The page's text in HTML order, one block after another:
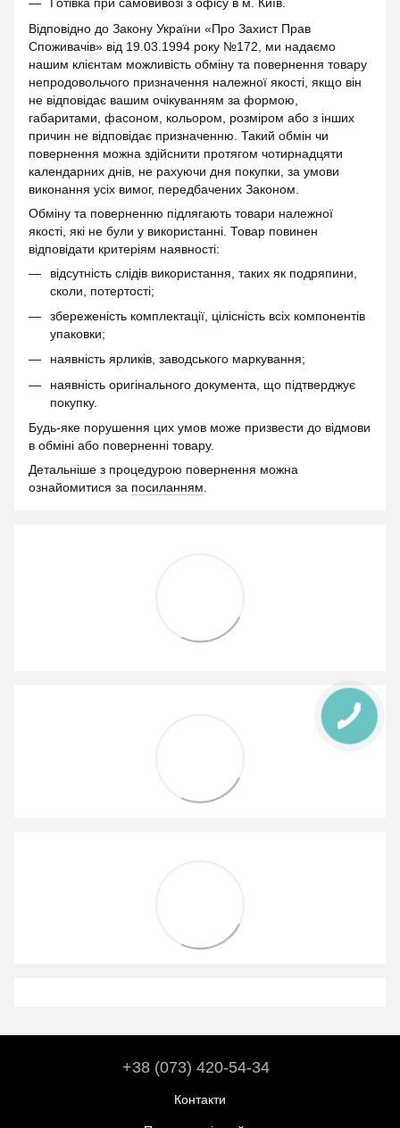
Готівка при самовивозі з офісу в м. Київ.
Відповідно до Закону України «Про Захист Прав
Споживачів» від 19.03.1994 року №172, ми надаємо
нашим клієнтам можливість обміну та повернення товару
непродовольчого призначення належної якості, якщо він
не відповідає вашим очікуванням за формою,
габаритами, фасоном, кольором, розміром або з інших
причин не відповідає призначенню. Такий обмін чи
повернення можна здійснити протягом чотирнадцяти
календарних днів, не рахуючи дня покупки, за умови
виконання усіх вимог, передбачених Законом.
Обміну та поверненню підлягають товари належної
якості, які не були у використанні. Товар повинен
відповідати критеріям наявності:
відсутність слідів використання, таких як подряпини,
сколи, потертості;
збереженість комплектації, цілісність всіх компонентів
упаковки;
наявність ярликів, заводського маркування;
наявність оригінального документа, що підтверджує
покупку.
Будь-яке порушення цих умов може призвести до відмови
в обміні або поверненні товару.
Детальніше з процедурою повернення можна
ознайомитися за посиланням.
+38 (073) 420-54-34
Контакти